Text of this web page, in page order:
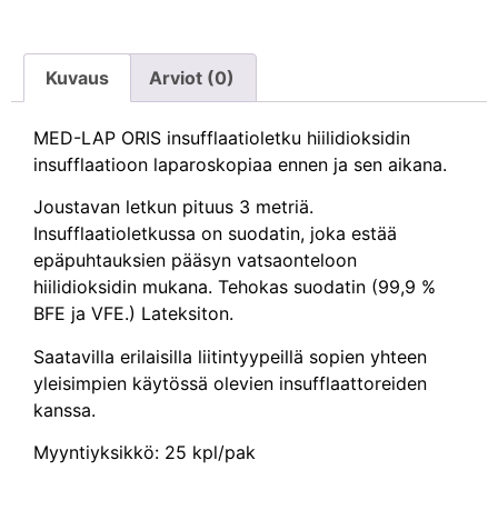
Kuvaus Arviot (0)
MED-LAP ORIS insufflaatioletku hiilidioksidin
insufflaatioon laparoskopiaa ennen ja sen aikana.
Joustavan letkun pituus 3 metriä.
Insufflaatioletkussa on suodatin, joka estää
epäpuhtauksien pääsyn vatsaonteloon
hiilidioksidin mukana. Tehokas suodatin (99,9 %
BFE ja VFE.) Lateksiton.
Saatavilla erilaisilla liitintyypeillä sopien yhteen
yleisimpien käytössä olevien insufflaattoreiden
kanssa.
Myyntiyksikkö: 25 kpl/pak